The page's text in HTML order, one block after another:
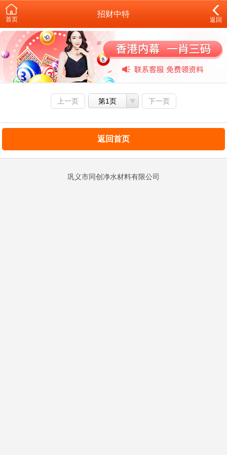
首页
招财中特
返回
上一页 第1页 下一页
返回首页
巩义市同创净水材料有限公司